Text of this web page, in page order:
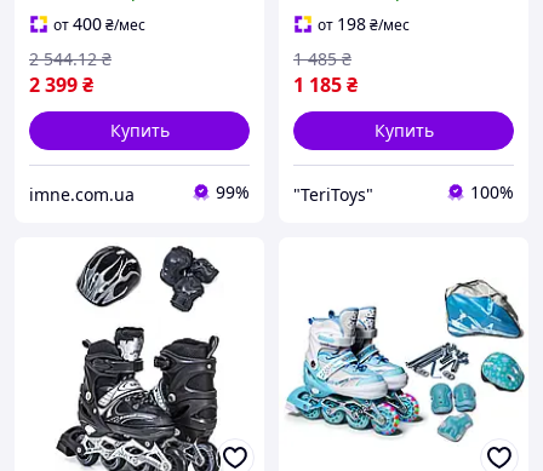
34 колеса PU подсветка
от400₴/мес
2 399₴
2 544.12 ₴
Купить
imne.com.ua 99%
от 198₴/мес
1 185₴
1 485 ₴
Купить
"TeriToys" 100%